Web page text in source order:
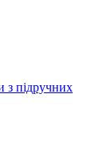
з підручних